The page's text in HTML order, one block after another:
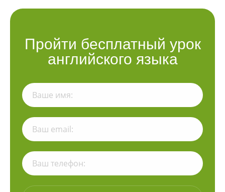
Пройти бесплатный урок
английского языка